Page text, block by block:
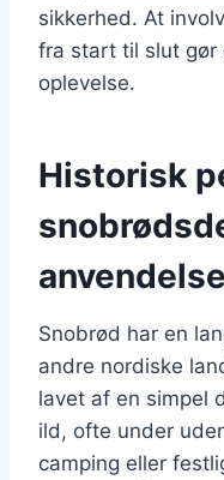
sikkerhed. At
fra start til slut
oplevelse.
Historisk
anvendelse
Snobrød har en
andre nordiske
lavet af en simpel
ild, ofte under
camping eller